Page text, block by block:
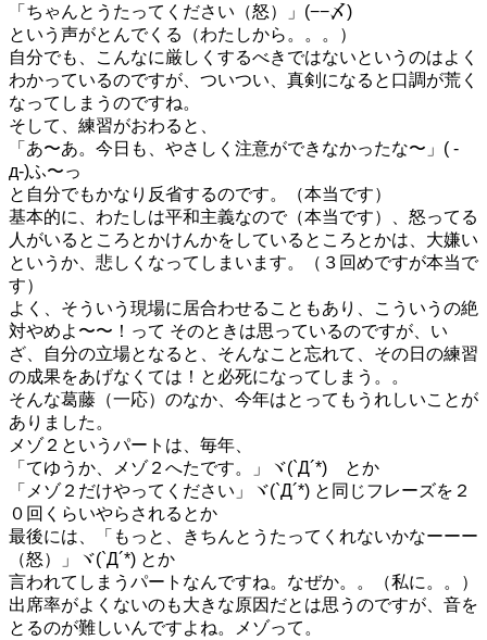
「ちゃんとうたってください（怒）」(−−〆)
という声がとんでくる（わたしから。。。）
自分でも、こんなに厳しくするべきではないというのはよく
わかっているのですが、ついつい、真剣になると口調が荒く
なってしまうのですね。
そして、練習がおわると、
「あ〜あ。今日も、やさしく注意ができなかったな〜」( -
д-)ふ〜っ
と自分でもかなり反省するのです。（本当です）
基本的に、わたしは平和主義なので（本当です）、怒ってる
人がいるところとかけんかをしているところとかは、大嫌い
というか、悲しくなってしまいます。（３回めですが本当で
す）
よく、そういう現場に居合わせることもあり、こういうの絶
対やめよ〜〜！って そのときは思っているのですが、い
ざ、自分の立場となると、そんなこと忘れて、その日の練習
の成果をあげなくては！と必死になってしまう。。
そんな葛藤（一応）のなか、今年はとってもうれしいことが
ありました。
メゾ２というパートは、毎年、
「てゆうか、メゾ２へたです。」ヾ(`Д´*) とか
「メゾ２だけやってください」ヾ(`Д´*) と同じフレーズを２
０回くらいやらされるとか
最後には、「もっと、きちんとうたってくれないかなーーー
（怒）」ヾ(`Д´*) とか
言われてしまうパートなんですね。なぜか。。（私に。。）
出席率がよくないのも大きな原因だとは思うのですが、音を
とるのが難しいんですよね。メゾって。